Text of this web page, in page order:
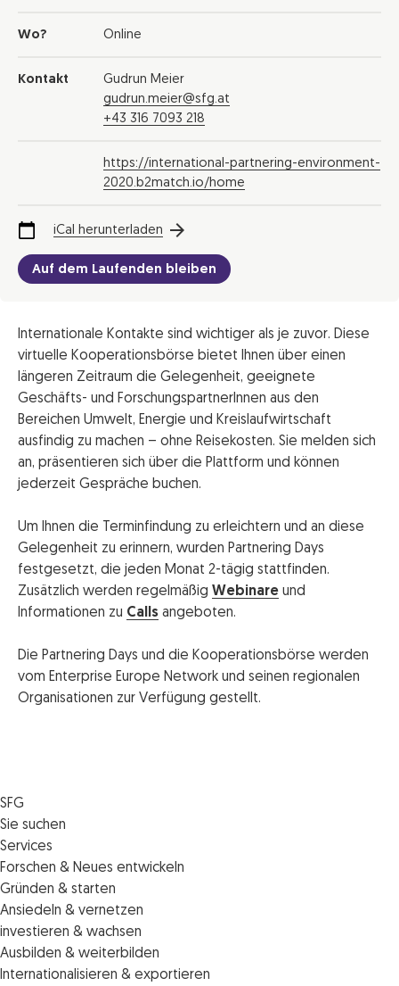
Wo? Online
Kontakt
Gudrun Meier
gudrun.meier@sfg.at
+43 316 7093 218
https://international-partnering-environment-
2020.b2match.io/home
iCal herunterladen
Auf dem Laufenden bleiben
Internationale Kontakte sind wichtiger als je zuvor. Diese
virtuelle Kooperationsbörse bietet Ihnen über einen
längeren Zeitraum die Gelegenheit, geeignete
Geschäfts- und ForschungspartnerInnen aus den
Bereichen Umwelt, Energie und Kreislaufwirtschaft
ausfindig zu machen – ohne Reisekosten. Sie melden sich
an, präsentieren sich über die Plattform und können
jederzeit Gespräche buchen.
Um Ihnen die Terminfindung zu erleichtern und an diese
Gelegenheit zu erinnern, wurden Partnering Days
festgesetzt, die jeden Monat 2-tägig stattfinden.
Zusätzlich werden regelmäßig Webinare und
Informationen zu Calls angeboten.
Die Partnering Days und die Kooperationsbörse werden
vom Enterprise Europe Network und seinen regionalen
Organisationen zur Verfügung gestellt.
SFG
Die SFG
Jobs
Medienservice
Informiert bleiben
Kontakt
Sie suchen
Förderungen
Finanzierungen
Standortentwicklung
Persönliche Beratung
Services
Veranstaltungen
News
IMPULS.ST
Portal
Unternehmen des Monats
Forschen & Neues entwickeln
Standortcoaching
Terminbuchung Standortcoaching
Horizon Europe: EU-Förderungen für F&E
Innovations­management
Innovationspreis Steiermark
Gründen & starten
Startupmark
Startup Mission – Netzwerkreisen
iCONTACT: Das InvestorInnennetzwerk der SFG
Veranstaltungen
Ansiedeln & vernetzen
Zukunftstag
Steirische Cluster- und Netzwerkorganisationen
Batterieindustrie
investieren & wachsen
Veranstaltungen
Förderungen & Finanzierungen
Ausbilden & weiterbilden
Weiterbildung und Kurse
Internationalisieren & exportieren